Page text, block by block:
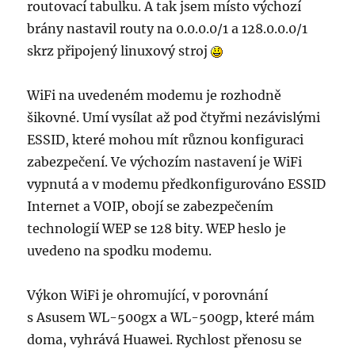
routovací tabulku. A tak jsem místo výchozí
brány nastavil routy na 0.0.0.0/1 a 128.0.0.0/1
skrz připojený linuxový stroj
WiFi na uvedeném modemu je rozhodně
šikovné. Umí vysílat až pod čtyřmi nezávislými
ESSID, které mohou mít různou konfiguraci
zabezpečení. Ve výchozím nastavení je WiFi
vypnutá a v modemu předkonfigurováno ESSID
Internet a VOIP, obojí se zabezpečením
technologií WEP se 128 bity. WEP heslo je
uvedeno na spodku modemu.
Výkon WiFi je ohromující, v porovnání
s Asusem WL-500gx a WL-500gp, které mám
doma, vyhrává Huawei. Rychlost přenosu se